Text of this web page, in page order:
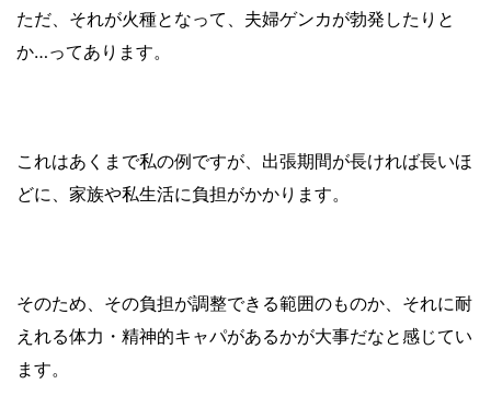
ただ、それが火種となって、夫婦ゲンカが勃発したりと
か…ってあります。
これはあくまで私の例ですが、出張期間が長ければ長いほ
どに、家族や私生活に負担がかかります。
そのため、その負担が調整できる範囲のものか、それに耐
えれる体力・精神的キャパがあるかが大事だなと感じてい
ます。